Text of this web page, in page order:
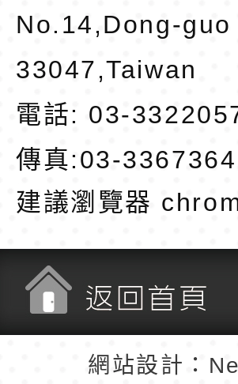
No.14,Dong-
33047,Taiwan
電話: 03-
傳真:03-3367364
建議瀏覽器
網站設計：